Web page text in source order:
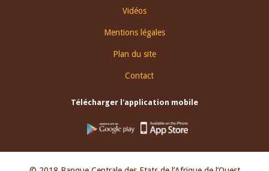
Vidéos
Mentions légales
Plan du site
Contact
Télécharger l'application mobile